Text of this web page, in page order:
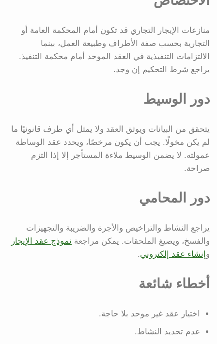
منازعات الإيجار التجاري قد تكون أمام المحكمة العامة أو
التجارية بحسب صفة الأطراف وطبيعة العمل، بينما
الالتزامات التنفيذية في العقد الموحد أمام محكمة التنفيذ.
يراجع شرط التحكيم إن وجد.
دور الوسيط
يتحقق من البيانات ويوثق العقد ولا يمثل أي طرف قانونيًا ما
لم يكن مخولًا. يجب أن يكون مرخصًا، ويحدد عقد الوساطة
عمولته. لا يضمن الوسيط ملاءة المستأجر إلا إذا التزم
صراحة.
دور المحامي
يراجع النشاط والتراخيص والأجرة والضريبة والتجهيزات
والفسخ، ويصيغ الملحقات. يمكن مراجعة نموذج عقد الإيجار
و إنشاء عقد إلكتروني.
أخطاء شائعة
اختيار عقد غير موحد بلا حاجة.
عدم تحديد النشاط.